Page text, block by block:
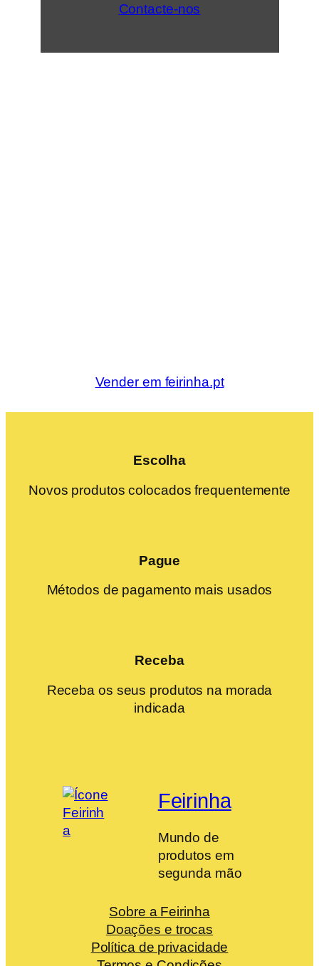
Contacte-nos
Vender em feirinha.pt
Escolha
Novos produtos colocados frequentemente
Pague
Métodos de pagamento mais usados
Receba
Receba os seus produtos na morada
indicada
Feirinha
Mundo de
produtos em
segunda mão
Sobre a Feirinha
Doações e trocas
Política de privacidade